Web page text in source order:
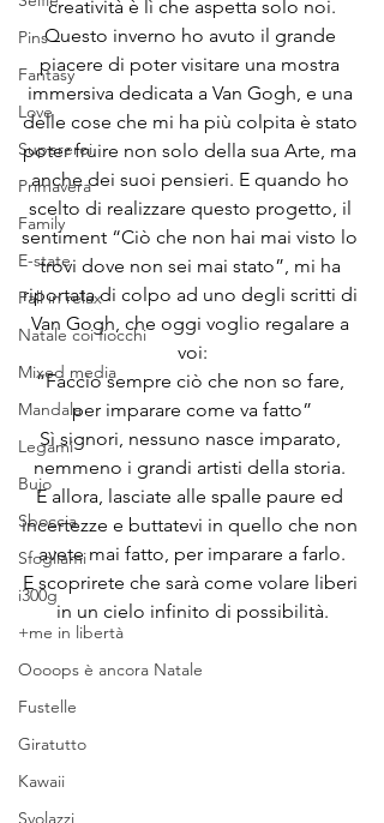
Pins
Fantasy
Love
Supereroi
Primavera
Family
E-state
Fall in relax
Natale coi fiocchi
Mixed media
Mandala
Legami
Bujo
Sboccia
Sfogliami
i300g
+me in libertà
Oooops è ancora Natale
Fustelle
Giratutto
Kawaii
Svolazzi
creatività è lì che aspetta solo noi.
Questo inverno ho avuto il grande
piacere di poter visitare una mostra
immersiva dedicata a Van Gogh, e una
delle cose che mi ha più colpita è stato
poter fruire non solo della sua Arte, ma
anche dei suoi pensieri. E quando ho
scelto di realizzare questo progetto, il
sentiment “Ciò che non hai mai visto lo
trovi dove non sei mai stato”, mi ha
riportata di colpo ad uno degli scritti di
Van Gogh, che oggi voglio regalare a
voi:
“Faccio sempre ciò che non so fare,
per imparare come va fatto”
Sì signori, nessuno nasce imparato,
nemmeno i grandi artisti della storia.
E allora, lasciate alle spalle paure ed
incertezze e buttatevi in quello che non
avete mai fatto, per imparare a farlo.
E scoprirete che sarà come volare liberi
in un cielo infinito di possibilità.